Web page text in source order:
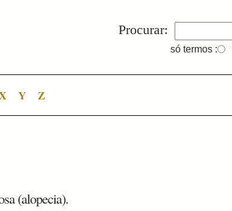
Procurar:
só termos :
Y Z
(alopecia).